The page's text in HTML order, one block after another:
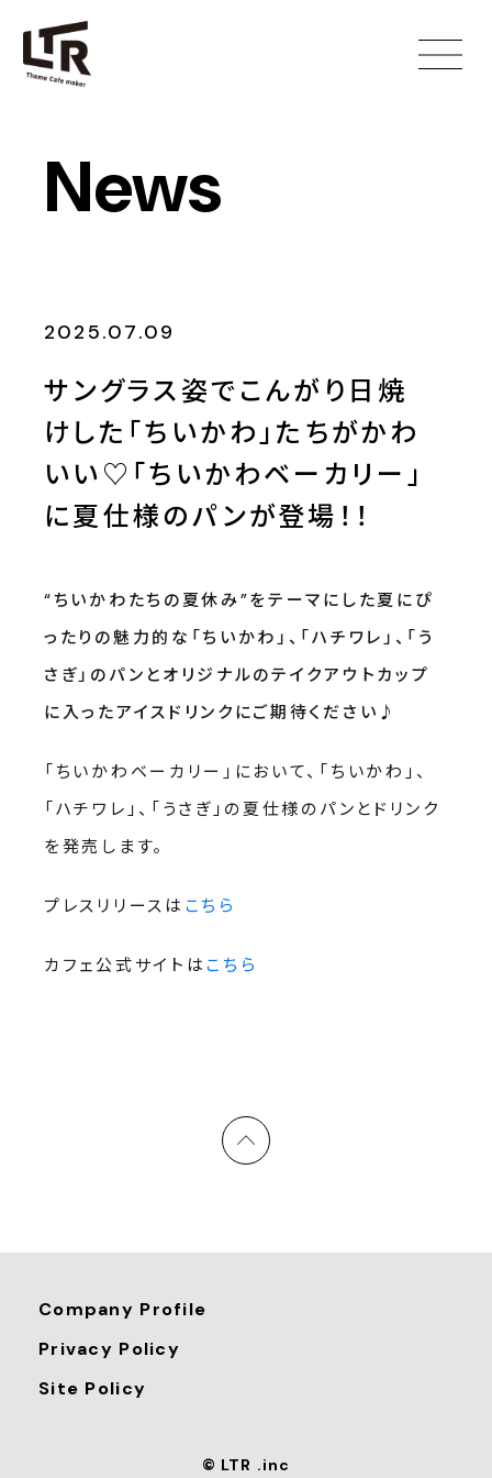
News
2025.07.09
サングラス姿でこんがり日焼
けした「ちいかわ」たちがかわ
いい♡「ちいかわベーカリー」
に夏仕様のパンが登場！！
“ちいかわたちの夏休み”をテーマにした夏にぴ
ったりの魅力的な「ちいかわ」、「ハチワレ」、「う
さぎ」のパンとオリジナルのテイクアウトカップ
に入ったアイスドリンクにご期待ください♪
「ちいかわベーカリー」において、「ちいかわ」、
「ハチワレ」、「うさぎ」の夏仕様のパンとドリンク
を発売します。
プレスリリースは こちら
カフェ公式サイトは こちら
Company Profile
Privacy Policy
Site Policy
© LTR .inc